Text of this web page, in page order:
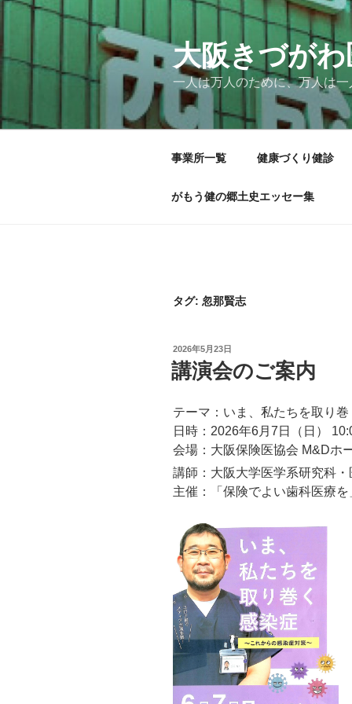
ン
ス
大阪きづが
一人は万人のために、万人は
事業所一覧 健康づくり健診
がもう健の郷土史エッセー集
タグ: 忽那賢志
投
稿
日:
2026年5月23日
講演会のご案内
テーマ：いま、私たちを取り
日時：2026年6月7日（日）
会場：大阪保険医協会 M&Dホ
講師：大阪大学医学系研究科
主催：「保険でよい歯科医療